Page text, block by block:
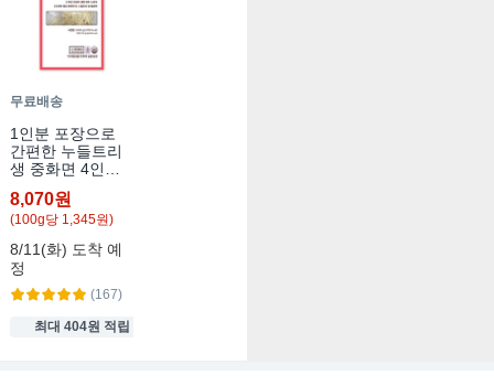
무료배송
1인분 포장으로
간편한 누들트리
생 중화면 4인분,
8,070원
(100g당 1,345원)
8/11(화) 도착 예
정
(167)
최대 404원 적립